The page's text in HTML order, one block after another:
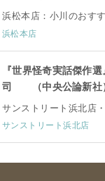
浜松本店：小川のおす
浜松本店
『世界怪奇実話傑
司 （中央公論新社
サンストリート浜北店
サンストリート浜北店